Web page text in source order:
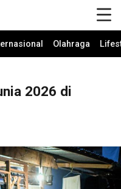
Olahraga
2026 di